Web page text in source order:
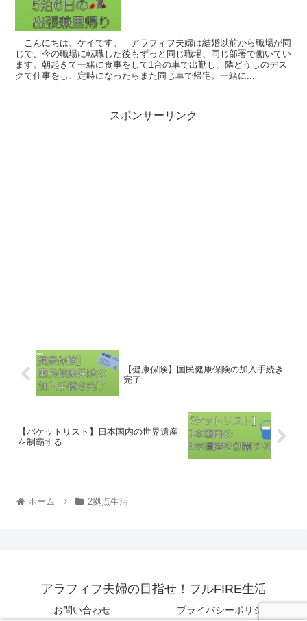
こんにちは、ケイです。 アラフィフ夫婦は結婚以前から職場が同
じで、今の職場に転職した後もずっと同じ職場、同じ部署で働いてい
ます。朝起きて一緒に食事をして1台の車で出勤し、隣どうしのデス
クで仕事をし、定時になったらまた同じ車で帰宅。一緒に...
スポンサーリンク
【健康保険】国民健康保険の加入手続き
完了
【バケットリスト】日本国内の世界遺産
を制覇する
ホーム 2拠点生活
アラフィフ夫婦の目指せ！フルFIRE生活
お問い合わせ プライバシーポリシー